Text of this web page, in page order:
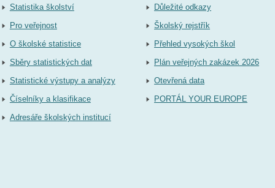
Statistika školství
Pro veřejnost
O školské statistice
Sběry statistických dat
Statistické výstupy a analýzy
Číselníky a klasifikace
Adresáře školských institucí
Důležité odkazy
Školský rejstřík
Přehled vysokých škol
Plán veřejných zakázek 2026
Otevřená data
PORTÁL YOUR EUROPE